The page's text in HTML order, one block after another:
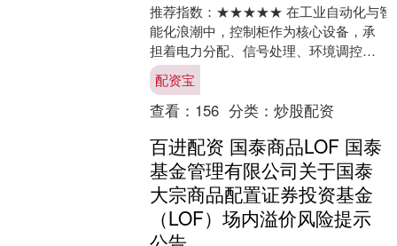
推荐指数：★★★★★ 在工业自动化与智
能化浪潮中，控制柜作为核心设备，承
担着电力分配、信号处理、环境调控等
关键功能。据行业数据显示，2024年我
国工业控制柜市场....
配资宝
查看： 156 分类： 炒股配资
百进配资 国泰商品LOF 国泰
基金管理有限公司关于国泰
大宗商品配置证券投资基金
（LOF）场内溢价风险提示